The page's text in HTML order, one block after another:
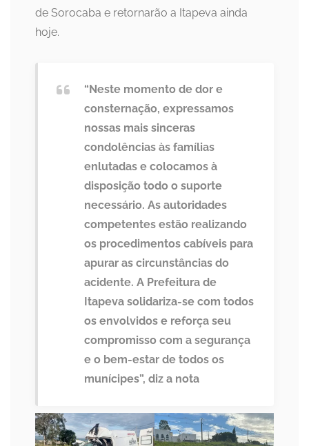
de Sorocaba e retornarão a Itapeva ainda
hoje.
“Neste momento de dor e
consternação, expressamos
nossas mais sinceras
condolências às famílias
enlutadas e colocamos à
disposição todo o suporte
necessário. As autoridades
competentes estão realizando
os procedimentos cabíveis para
apurar as circunstâncias do
acidente. A Prefeitura de
Itapeva solidariza-se com todos
os envolvidos e reforça seu
compromisso com a segurança
e o bem-estar de todos os
munícipes”, diz a nota